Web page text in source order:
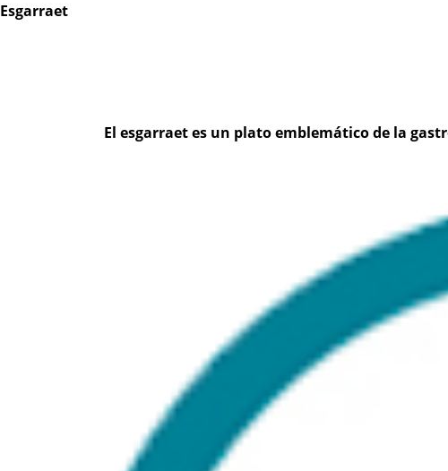
Esgarraet
El esgarraet es un plato emblemático de la